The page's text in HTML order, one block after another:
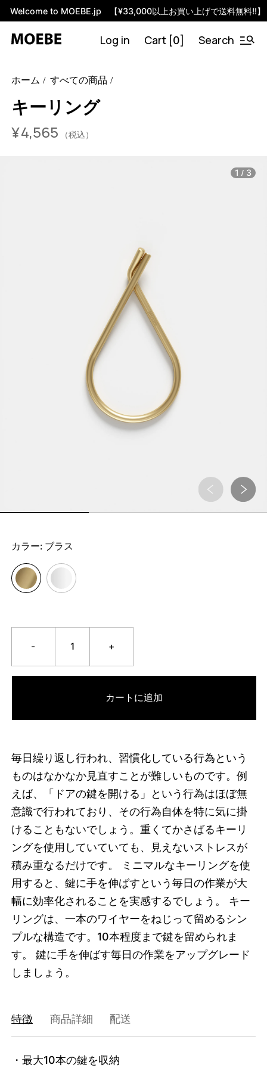
Welcome to MOEBE.jp 【¥33,000以上お買い上げで送料無料!!】
Log in Cart [0] Search
variant=46454362210536
ホーム すべての商品
キーリング
¥4,565 （税込）
1 / 3
カラー: ブラス
- +
カートに追加
毎日繰り返し行われ、習慣化している行為という
ものはなかなか見直すことが難しいものです。例
えば、「ドアの鍵を開ける」という行為はほぼ無
意識で行われており、その行為自体を特に気に掛
けることもないでしょう。重くてかさばるキーリ
ングを使用していていても、見えないストレスが
積み重なるだけです。 ミニマルなキーリングを使
用すると、鍵に手を伸ばすという毎日の作業が大
幅に効率化されることを実感するでしょう。 キー
リングは、一本のワイヤーをねじって留めるシン
プルな構造です。10本程度まで鍵を留められま
す。 鍵に手を伸ばす毎日の作業をアップグレード
しましょう。
特徴 商品詳細 配送
・最大10本の鍵を収納